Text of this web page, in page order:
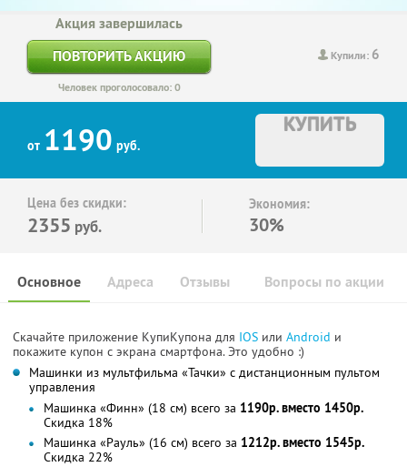
Купили: 6
Акция завершилась
ПОВТОРИТЬ АКЦИЮ
Человек проголосовало: 0
от 1190 руб.
КУПИТЬ
Цена без скидки:
2355 руб.
Экономия:
30%
Основное Отзывы Вопросы по акции
Адреса
Скачайте приложение КупиКупона для IOS или Android и
покажите купон с экрана смартфона. Это удобно :)
Машинки из мультфильма «Тачки» с дистанционным пультом
управления
Машинка «Финн» (18 см) всего за 1190р. вместо 1450р.
Скидка 18%
Машинка «Рауль» (16 см) всего за 1212р. вместо 1545р.
Скидка 22%